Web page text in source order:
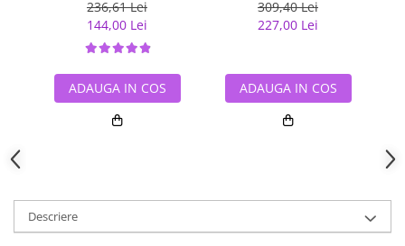
236,61 Lei
144,00 Lei
ADAUGA IN COS
309,40 Lei
227,00 Lei
ADAUGA IN COS
Descriere